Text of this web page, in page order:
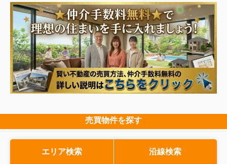
売買物件を探す
エリア検索 沿線検索